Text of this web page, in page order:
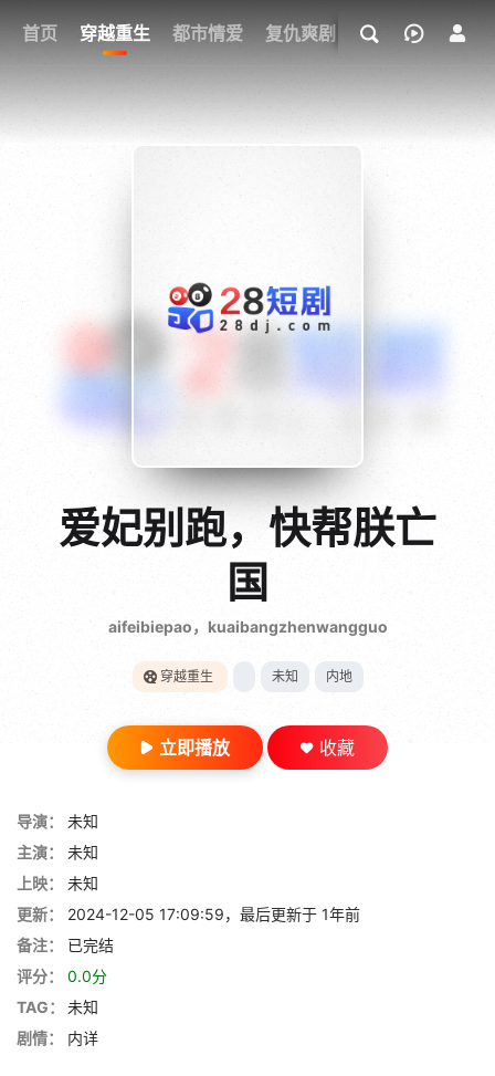
首页 穿越重生 都市情爱 复仇爽剧 玄幻武侠 奇幻
我的观影记录
{if condition="$obj.vod_points
28短剧
爱妃别跑，快帮朕亡
国
aifeibiepao，kuaibangzhenwangguo
穿越重生 未知 内地
立即播放 收藏
导演：
未知
主演：
未知
上映：
未知
更新：
2024-12-05 17:09:59，最后更新于 1年前
备注：
已完结
评分：
0.0分
TAG：
未知
剧情：
内详